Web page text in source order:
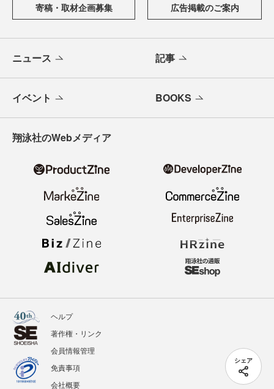
シェア
寄稿・取材企画募集 広告掲載のご案内
ニュース 記事
イベント BOOKS
翔泳社のWebメディア
ヘルプ
著作権・リンク
会員情報管理
免責事項
会社概要